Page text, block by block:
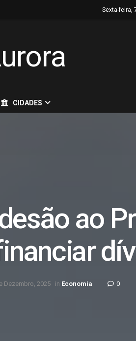
Sexta-feira,
CIDADES
ao
Dezembro, 2025 in Economia 0